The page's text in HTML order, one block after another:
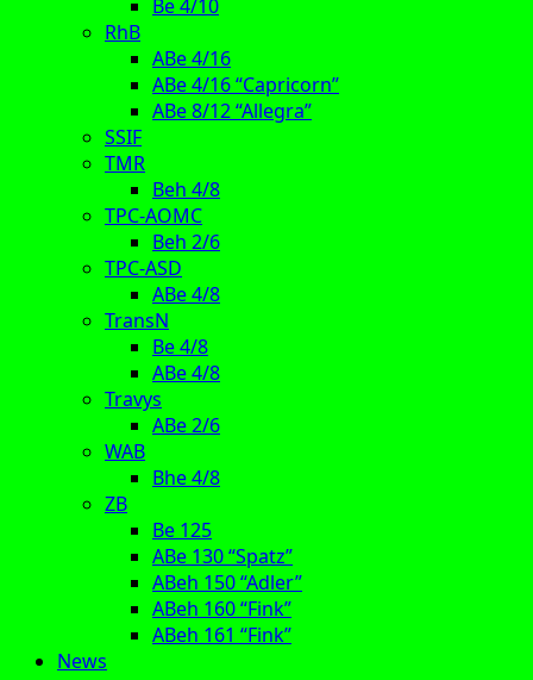
Be 4/10
RhB
ABe 4/16
ABe 4/16 “Capricorn”
ABe 8/12 “Allegra”
SSIF
TMR
Beh 4/8
TPC-AOMC
Beh 2/6
TPC-ASD
ABe 4/8
TransN
Be 4/8
ABe 4/8
Travys
ABe 2/6
WAB
Bhe 4/8
ZB
Be 125
ABe 130 “Spatz”
ABeh 150 “Adler”
ABeh 160 “Fink”
ABeh 161 “Fink”
News